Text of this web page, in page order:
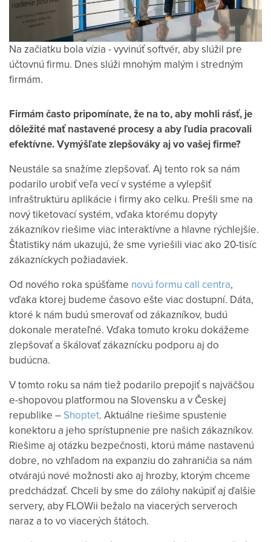
Na začiatku bola vízia - vyvinúť softvér, aby slúžil pre
účtovnú firmu. Dnes slúži mnohým malým i stredným
firmám.
Firmám často pripomínate, že na to, aby mohli rásť, je
dôležité mať nastavené procesy a aby ľudia pracovali
efektívne. Vymýšľate zlepšováky aj vo vašej firme?
Neustále sa snažíme zlepšovať. Aj tento rok sa nám
podarilo urobiť veľa vecí v systéme a vylepšiť
infraštruktúru aplikácie i firmy ako celku. Prešli sme na
nový tiketovací systém, vďaka ktorému dopyty
zákazníkov riešime viac interaktívne a hlavne rýchlejšie.
Štatistiky nám ukazujú, že sme vyriešili viac ako 20-tisíc
zákazníckych požiadaviek.
Od nového roka spúšťame novú formu call centra,
vďaka ktorej budeme časovo ešte viac dostupní. Dáta,
ktoré k nám budú smerovať od zákazníkov, budú
dokonale merateľné. Vďaka tomuto kroku dokážeme
zlepšovať a škálovať zákaznícku podporu aj do
budúcna.
V tomto roku sa nám tiež podarilo prepojiť s najväčšou
e-shopovou platformou na Slovensku a v Českej
republike – Shoptet. Aktuálne riešime spustenie
konektoru a jeho sprístupnenie pre našich zákazníkov.
Riešime aj otázku bezpečnosti, ktorú máme nastavenú
dobre, no vzhľadom na expanziu do zahraničia sa nám
otvárajú nové možnosti ako aj hrozby, ktorým chceme
predchádzať. Chceli by sme do zálohy nakúpiť aj ďalšie
servery, aby FLOWii bežalo na viacerých serveroch
naraz a to vo viacerých štátoch.